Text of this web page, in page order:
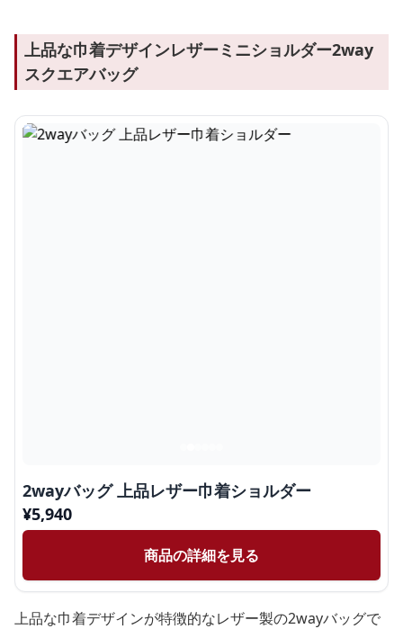
上品な巾着デザインレザーミニショルダー2way
スクエアバッグ
2wayバッグ 上品レザー巾着ショルダー
¥5,940
商品の詳細を見る
上品な巾着デザインが特徴的なレザー製の2wayバッグで